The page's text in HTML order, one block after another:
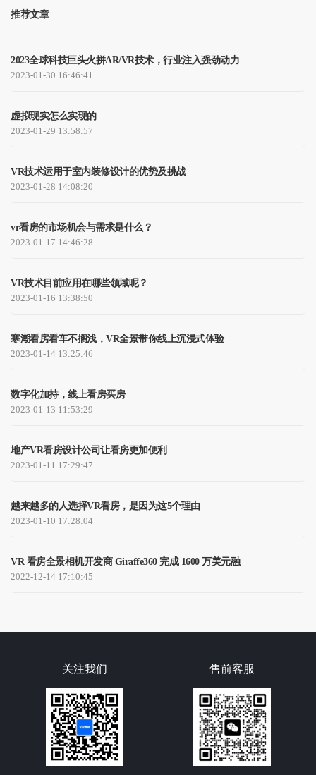
推荐文章
2023全球科技巨头火拼AR/VR技术，行业注入强劲动力
2023-01-30 16:46:41
虚拟现实怎么实现的
2023-01-29 13:58:57
VR技术运用于室内装修设计的优势及挑战
2023-01-28 14:08:20
vr看房的市场机会与需求是什么？
2023-01-17 14:46:28
VR技术目前应用在哪些领域呢？
2023-01-16 13:38:50
寒潮看房看车不搁浅，VR全景带你线上沉浸式体验
2023-01-14 13:25:46
数字化加持，线上看房买房
2023-01-13 11:53:29
地产VR看房设计公司让看房更加便利
2023-01-11 17:29:47
越来越多的人选择VR看房，是因为这5个理由
2023-01-10 17:28:04
VR 看房全景相机开发商 Giraffe360 完成 1600 万美元融
2022-12-14 17:10:45
关注我们 售前客服